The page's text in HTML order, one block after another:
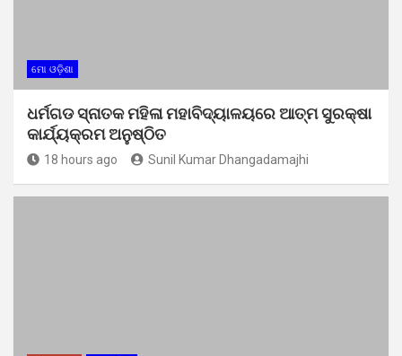
ମୋ ଓଡ଼ିଶା
ଧର୍ମଗଡ ସ୍ନାତକ ମହିଳା ମହାବିଦ୍ୟାଳୟରେ ଆତ୍ମ ସୁରକ୍ଷା
କାର୍ଯ୍ୟକ୍ରମ ଅନୁଷ୍ଠିତ
18 hours ago Sunil Kumar Dhangadamajhi